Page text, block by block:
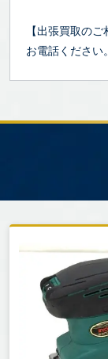
【出張買取の
お電話ください。